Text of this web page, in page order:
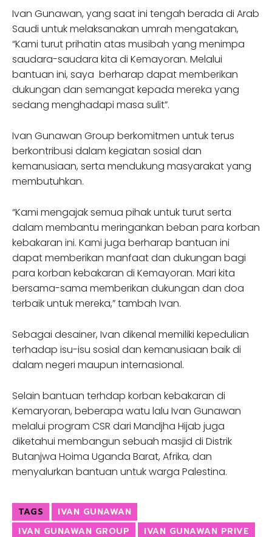
Ivan Gunawan, yang saat ini tengah berada di Arab
Saudi untuk melaksanakan umrah mengatakan,
“Kami turut prihatin atas musibah yang menimpa
saudara-saudara kita di Kemayoran. Melalui
bantuan ini, saya berharap dapat memberikan
dukungan dan semangat kepada mereka yang
sedang menghadapi masa sulit”.
Ivan Gunawan Group berkomitmen untuk terus
berkontribusi dalam kegiatan sosial dan
kemanusiaan, serta mendukung masyarakat yang
membutuhkan.
“Kami mengajak semua pihak untuk turut serta
dalam membantu meringankan beban para korban
kebakaran ini. Kami juga berharap bantuan ini
dapat memberikan manfaat dan dukungan bagi
para korban kebakaran di Kemayoran. Mari kita
bersama-sama memberikan dukungan dan doa
terbaik untuk mereka,” tambah Ivan.
Sebagai desainer, Ivan dikenal memiliki kepedulian
terhadap isu-isu sosial dan kemanusiaan baik di
dalam negeri maupun internasional.
Selain bantuan terhdap korban kebakaran di
Kemaryoran, beberapa watu lalu Ivan Gunawan
melalui program CSR dari Mandjha Hijab juga
diketahui membangun sebuah masjid di Distrik
Butanjwa Hoima Uganda Barat, Afrika, dan
menyalurkan bantuan untuk warga Palestina.
TAGS
IVAN GUNAWAN
IVAN GUNAWAN GROUP
IVAN GUNAWAN PRIVE